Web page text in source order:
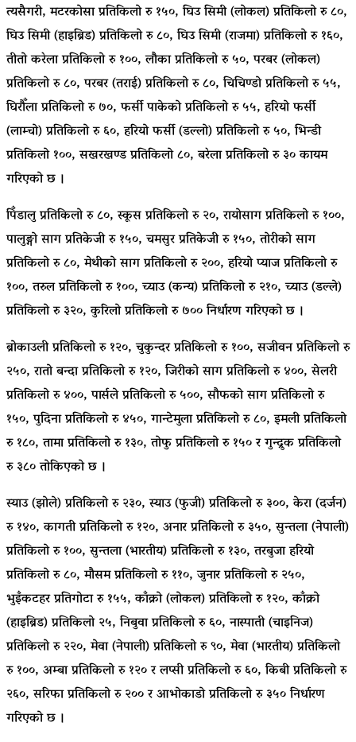
त्यसैगरी, मटरकोसा प्रतिकिलो रु १५०, घिउ सिमी (लोकल) प्रतिकिलो रु ८०,
घिउ सिमी (हाइब्रिड) प्रतिकिलो रु ८०, घिउ सिमी (राजमा) प्रतिकिलो रु १६०,
तीतो करेला प्रतिकिलो रु १००, लौका प्रतिकिलो रु ५०, परबर (लोकल)
प्रतिकिलो रु ८०, परबर (तराई) प्रतिकिलो रु ८०, चिचिण्डो प्रतिकिलो रु ५५,
घिरौँला प्रतिकिलो रु ७०, फर्सी पाकेको प्रतिकिलो रु ५५, हरियो फर्सी
(लाम्चो) प्रतिकिलो रु ६०, हरियो फर्सी (डल्लो) प्रतिकिलो रु ५०, भिन्डी
प्रतिकिलो १००, सखरखण्ड प्रतिकिलो ८०, बरेला प्रतिकिलो रु ३० कायम
गरिएको छ ।
पिँडालु प्रतिकिलो रु ८०, स्कूस प्रतिकिलो रु २०, रायोसाग प्रतिकिलो रु १००,
पालुङ्गो साग प्रतिकेजी रु १५०, चमसुर प्रतिकेजी रु १५०, तोरीको साग
प्रतिकिलो रु ८०, मेथीको साग प्रतिकिलो रु २००, हरियो प्याज प्रतिकिलो रु
१००, तरुल प्रतिकिलो रु १००, च्याउ (कन्य) प्रतिकिलो रु २१०, च्याउ (डल्ले)
प्रतिकिलो रु ३२०, कुरिलो प्रतिकिलो रु ७०० निर्धारण गरिएको छ ।
ब्रोकाउली प्रतिकिलो रु १२०, चुकुन्दर प्रतिकिलो रु १००, सजीवन प्रतिकिलो रु
२५०, रातो बन्दा प्रतिकिलो रु १२०, जिरीको साग प्रतिकिलो रु ४००, सेलरी
प्रतिकिलो रु ४००, पार्सले प्रतिकिलो रु ५००, सौफको साग प्रतिकिलो रु
१५०, पुदिना प्रतिकिलो रु ४५०, गान्टेमुला प्रतिकिलो रु ८०, इमली प्रतिकिलो
रु १८०, तामा प्रतिकिलो रु १३०, तोफु प्रतिकिलो रु १५० र गुन्द्रुक प्रतिकिलो
रु ३८० तोकिएको छ ।
स्याउ (झोले) प्रतिकिलो रु २३०, स्याउ (फुजी) प्रतिकिलो रु ३००, केरा (दर्जन)
रु १४०, कागती प्रतिकिलो रु १२०, अनार प्रतिकिलो रु ३५०, सुन्तला (नेपाली)
प्रतिकिलो रु १००, सुन्तला (भारतीय) प्रतिकिलो रु १३०, तरबुजा हरियो
प्रतिकिलो रु ८०, मौसम प्रतिकिलो रु ११०, जुनार प्रतिकिलो रु २५०,
भुइँकटहर प्रतिगोटा रु १५५, काँक्रो (लोकल) प्रतिकिलो रु १२०, काँक्रो
(हाइब्रिड) प्रतिकिलो २५, निबुवा प्रतिकिलो रु ६०, नास्पाती (चाइनिज)
प्रतिकिलो रु २२०, मेवा (नेपाली) प्रतिकिलो रु ९०, मेवा (भारतीय) प्रतिकिलो
रु १००, अम्बा प्रतिकिलो रु १२० र लप्सी प्रतिकिलो रु ६०, किबी प्रतिकिलो रु
२६०, सरिफा प्रतिकिलो रु २०० र आभोकाडो प्रतिकिलो रु ३५० निर्धारण
गरिएको छ ।